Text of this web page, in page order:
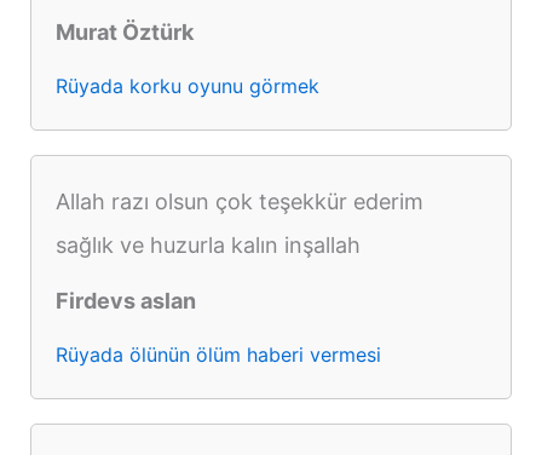
Murat Öztürk
Rüyada korku oyunu görmek
Allah razı olsun çok teşekkür ederim
sağlık ve huzurla kalın inşallah
Firdevs aslan
Rüyada ölünün ölüm haberi vermesi